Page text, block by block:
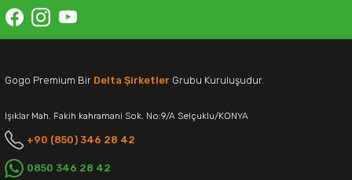
Gogo Premium Bir Delta Şirketler Grubu Kuruluşudur.
Işıklar Mah. Fakih kahramani Sok. No:9/A Selçuklu/KONYA
+90 (850) 346 28 42
0850 346 28 42